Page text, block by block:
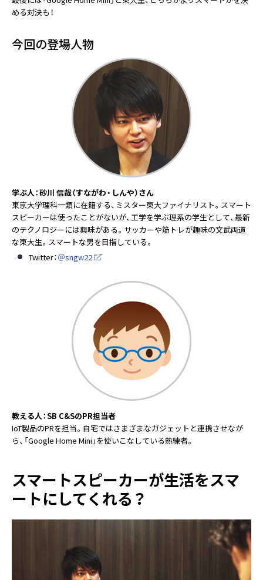
める対決も！
今回の登場人物
学ぶ人：砂川 信哉（すながわ・しんや）さん
東京大学理科一類に在籍する、ミスター東大ファイナリスト。スマート
スピーカーは使ったことがないが、工学を学ぶ理系の学生として、最新
のテクノロジーには興味がある。サッカーや筋トレが趣味の文武両道
な東大生。スマートな男を目指している。
Twitter：＠sngw22
教える人：SB C&SのPR担当者
IoT製品のPRを担当。自宅ではさまざまなガジェットと連携させなが
ら、「Google Home Mini」を使いこなしている熟練者。
スマートスピーカーが生活をスマ
ートにしてくれる？